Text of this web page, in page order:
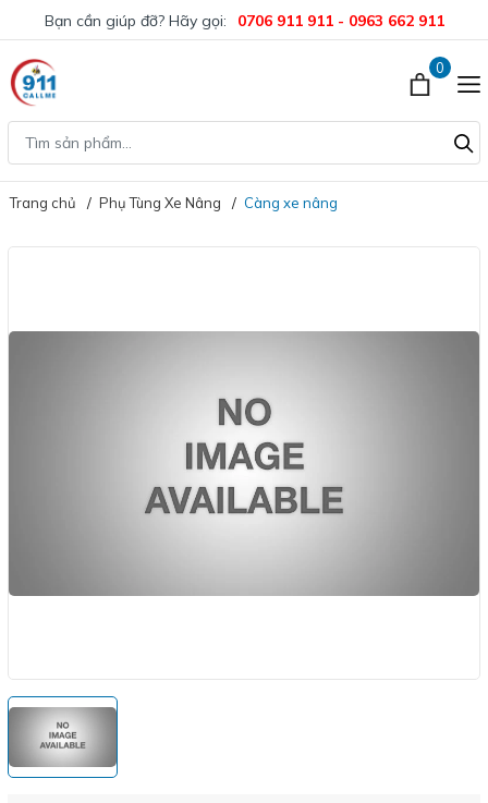
Bạn cần giúp đỡ? Hãy gọi: 0706 911 911 - 0963 662 911
0
Trang chủ Phụ Tùng Xe Nâng Càng xe nâng